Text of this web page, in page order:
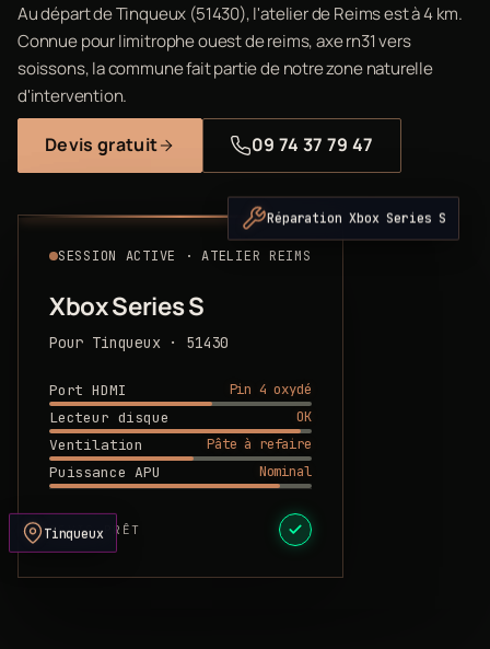
Au départ de Tinqueux (51430), l'atelier de Reims est à 4 km.
Connue pour limitrophe ouest de reims, axe rn31 vers
soissons, la commune fait partie de notre zone naturelle
d'intervention.
Devis gratuit 09 74 37 79 47
SESSION ACTIVE · ATELIER REIMS
Xbox Series S
Pour Tinqueux · 51430
Port HDMI
Pin 4 oxydé
Lecteur disque
OK
Ventilation
Pâte à refaire
Puissance APU
Nominal
DEVIS PRÊT
Réparation Xbox Series S
Tinqueux